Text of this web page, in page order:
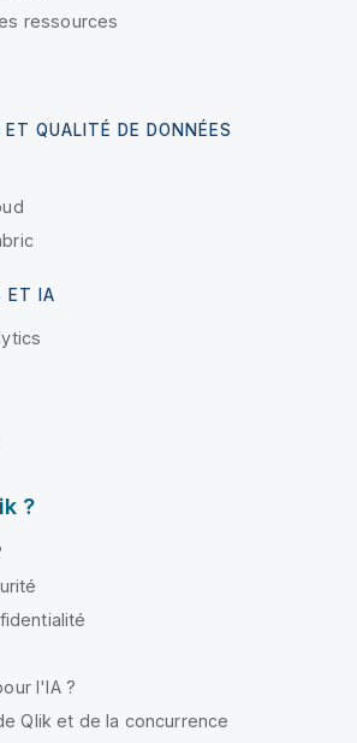
ressources
ET QUALITÉ DE DONNÉES
ET IA
?
l'IA ?
Qlik et de la concurrence